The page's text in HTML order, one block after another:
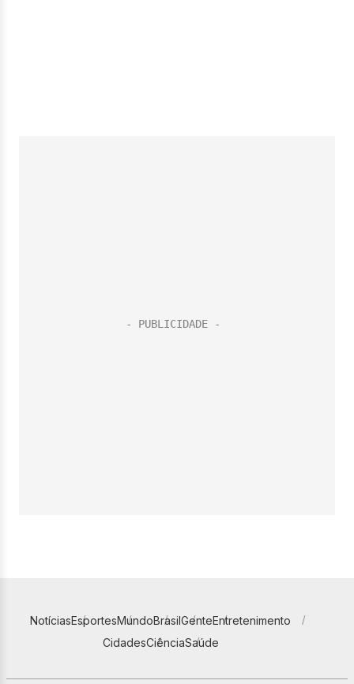
NotíciasEsportesMundoBrasilGenteEntretenimento
CidadesCiênciaSaúde